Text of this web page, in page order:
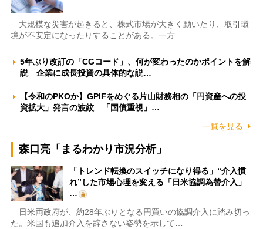
大規模な災害が起きると、株式市場が大きく動いたり、取引環
境が不安定になったりすることがある。一方…
5年ぶり改訂の「CGコード」、何が変わったのかポイントを解
説 企業に成長投資の具体的な説…
【令和のPKOか】GPIFをめぐる片山財務相の「円資産への投
資拡大」発言の波紋 「国債重視」…
一覧を見る
森口亮「まるわかり市況分析」
「トレンド転換のスイッチになり得る」“介入慣
れ”した市場心理を変える「日米協調為替介入」
…
日米両政府が、約28年ぶりとなる円買いの協調介入に踏み切っ
た。米国も追加介入を辞さない姿勢を示して…